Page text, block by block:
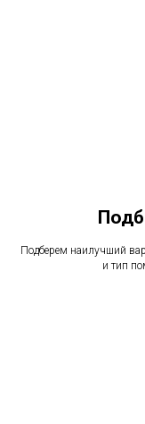
Подберем наилучший
и тип